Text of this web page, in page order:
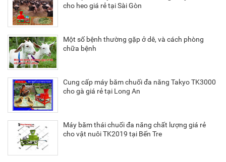
cho heo giá rẻ tại Sài Gòn
Một số bệnh thường gặp ở dê, và cách phòng
chữa bệnh
Cung cấp máy băm chuối đa năng Takyo TK3000
cho gà giá rẻ tại Long An
Máy băm thái chuối đa năng chất lượng giá rẻ
cho vật nuôi TK2019 tại Bến Tre